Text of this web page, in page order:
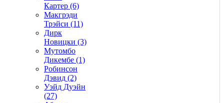
Картер (6)
Макгрэди
Трэйси (11)
Дирк
Новицки (3)
Мутомбо
Дикембе (1)
Робинсон
Дэвид (2)
Уэйд Дуэйн
(27)